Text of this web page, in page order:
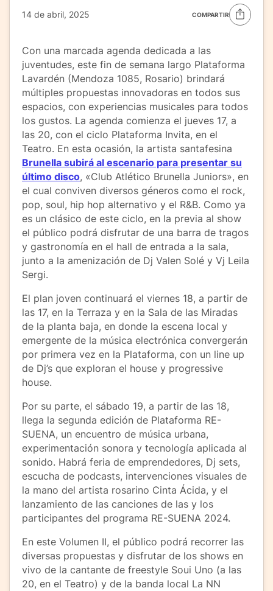
14 de abril, 2025 COMPARTIR
Con una marcada agenda dedicada a las
juventudes, este fin de semana largo Plataforma
Lavardén (Mendoza 1085, Rosario) brindará
múltiples propuestas innovadoras en todos sus
espacios, con experiencias musicales para todos
los gustos. La agenda comienza el jueves 17, a
las 20, con el ciclo Plataforma Invita, en el
Teatro. En esta ocasión, la artista santafesina
Brunella subirá al escenario para presentar su
último disco, «Club Atlético Brunella Juniors», en
el cual conviven diversos géneros como el rock,
pop, soul, hip hop alternativo y el R&B. Como ya
es un clásico de este ciclo, en la previa al show
el público podrá disfrutar de una barra de tragos
y gastronomía en el hall de entrada a la sala,
junto a la amenización de Dj Valen Solé y Vj Leila
Sergi.
El plan joven continuará el viernes 18, a partir de
las 17, en la Terraza y en la Sala de las Miradas
de la planta baja, en donde la escena local y
emergente de la música electrónica convergerán
por primera vez en la Plataforma, con un line up
de Dj’s que exploran el house y progressive
house.
Por su parte, el sábado 19, a partir de las 18,
llega la segunda edición de Plataforma RE-
SUENA, un encuentro de música urbana,
experimentación sonora y tecnología aplicada al
sonido. Habrá feria de emprendedores, Dj sets,
escucha de podcasts, intervenciones visuales de
la mano del artista rosarino Cinta Ácida, y el
lanzamiento de las canciones de las y los
participantes del programa RE-SUENA 2024.
En este Volumen II, el público podrá recorrer las
diversas propuestas y disfrutar de los shows en
vivo de la cantante de freestyle Soui Uno (a las
20, en el Teatro) y de la banda local La NN